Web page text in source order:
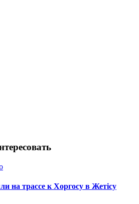
на трассе к Хоргосу в Жетісу